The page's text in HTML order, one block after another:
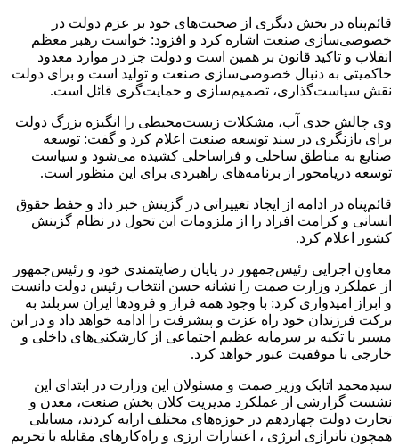
قائم‌پناه در بخش دیگری از صحبت‌های خود بر عزم دولت در
خصوصی‌سازی صنعت اشاره کرد و افزود: خواست رهبر معظم
انقلاب و تاکید قانون بر همین است و دولت جز در موارد معدود
حاکمیتی به دنبال خصوصی‌سازی صنعت و تولید است و برای دولت
نقش سیاست‌گذاری، تصمیم‌سازی و حمایت‌گری قائل است.
وی چالش جدی آب، مشکلات زیست‌محیطی را انگیزه بزرگ دولت
برای بازنگری در سند توسعه صنعت اعلام کرد و گفت: توسعه
صنایع به مناطق ساحلی و فراساحلی کشیده می‌شود و سیاست
توسعه دریامحور از برنامه‌های راهبردی برای این منظور است.
قائم‌پناه در ادامه از ایجاد تغییراتی در گزینش خبر داد و حفظ حقوق
انسانی و کرامت افراد را از ملزومات این تحول در نظام گزینش
کشور اعلام کرد.
معاون اجرایی رئیس‌جمهور در پایان رضایتمندی خود و رئیس‌جمهور
از عملکرد وزارت صمت را نشانه حسن انتخاب رئیس دولت دانست
و ابراز امیدواری کرد: با وجود همه فراز و فرودها ایران سربلند به
برکت فرزندان خود راه عزت و پیشرفت را ادامه خواهد داد و در این
مسیر با تکیه بر سرمایه عظیم اجتماعی از کارشکنی‌های داخلی و
خارجی با موفقیت عبور خواهد کرد.
سیدمحمد اتابک وزیر صمت و مسئولان این وزارت در ابتدای این
نشست گزارشی از عملکرد مدیریت کلان بخش صنعت، معدن و
تجارت دولت چهاردهم در حوزه‌های مختلف ارایه کردند، مسایلی
همچون ناترازی انرژی ، اعتبارات ارزی و راه‌کارهای مقابله با تحریم